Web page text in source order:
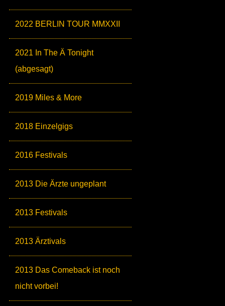
2022 BERLIN TOUR MMXXII
2021 In The Ä Tonight
(abgesagt)
2019 Miles & More
2018 Einzelgigs
2016 Festivals
2013 Die Ärzte ungeplant
2013 Festivals
2013 Ärztivals
2013 Das Comeback ist noch
nicht vorbei!